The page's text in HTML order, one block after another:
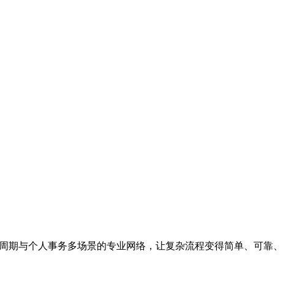
与个人事务多场景的专业网络，让复杂流程变得简单、可靠、